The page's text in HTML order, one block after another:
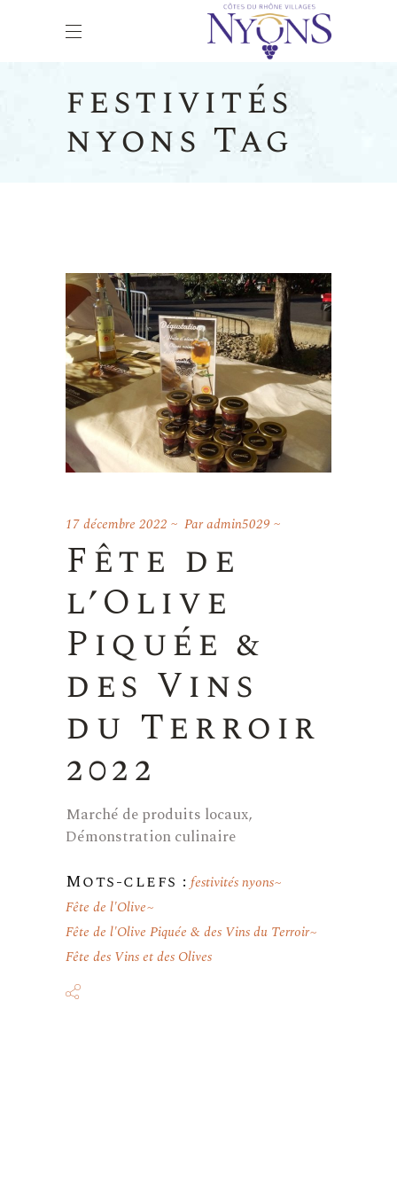
festivités
nyons Tag
17 décembre 2022 Paradmin5029
Fête de
l’Olive
Piquée &
des Vins
du Terroir
2022
Marché de produits locaux,
Démonstration culinaire
Mots-clefs : festivités nyons
Fête de l'Olive
Fête de l'Olive Piquée & des Vins du Terroir
Fête des Vins et des Olives